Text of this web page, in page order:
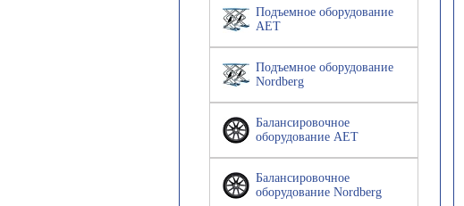
Подъемное оборудование
AET
Подъемное оборудование
Nordberg
Балансировочное
оборудование AET
Балансировочное
оборудование Nordberg